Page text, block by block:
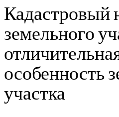
Кадастровый
земельного
особенность
участка